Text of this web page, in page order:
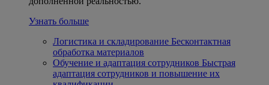
Узнать больше
Логистика и складирование Бесконтактная
обработка материалов
Обучение и адаптация сотрудников Быстрая
адаптация сотрудников и повышение их